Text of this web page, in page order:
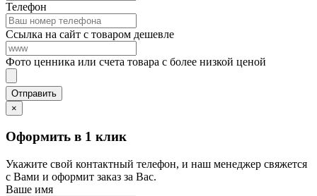
Телефон
Ссылка на сайт с товаром дешевле
Фото ценника или счета товара с более низкой ценой
×
Оформить в 1 клик
Укажите свой контактный телефон, и наш менеджер свяжется
с Вами и оформит заказ за Вас.
Ваше имя